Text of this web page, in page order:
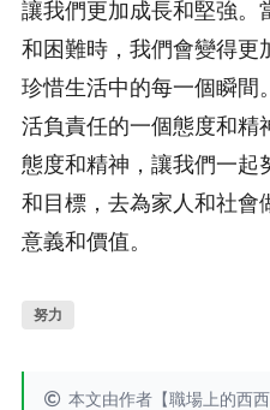
讓我們更加成長和堅強。
和困難時，我們會變得更
珍惜生活中的每一個瞬間
活負責任的一個態度和精
態度和精神，讓我們一起
和目標，去為家人和社會
意義和價值。
努力
本文由作者【職場上的西